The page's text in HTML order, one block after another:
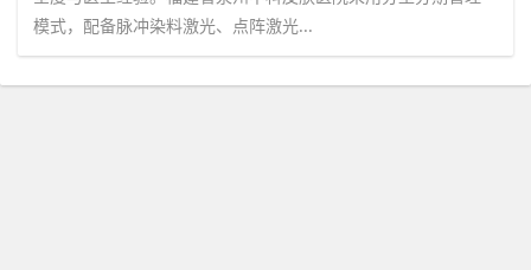
模式，配备脉冲染料激光、点阵激光...